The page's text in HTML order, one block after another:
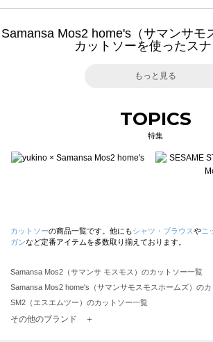
Samansa Mos2 home's（サマンサモ
カットソーを使ったス
もっと見る
TOPICS
特集
カットソーの商品一覧です。他にもシャツ・ブラウスやニ
ガンなど定番アイテムを多数取り揃えております。
Samansa Mos2（サマンサ モスモス）のカットソー一覧
Samansa Mos2 home's（サマンサモスモスホームズ）の
SM2（エスエムツー）のカットソー一覧
TSUHARU by Samansa Mos2（ツハルバイサマンサモスモ
その他のブランド ＋